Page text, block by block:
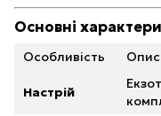
Основні
Особливість Опис
Настрій